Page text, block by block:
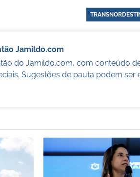
Jamildo.com
do Jamildo.com, com conteúdo
Sugestões de pauta podem ser